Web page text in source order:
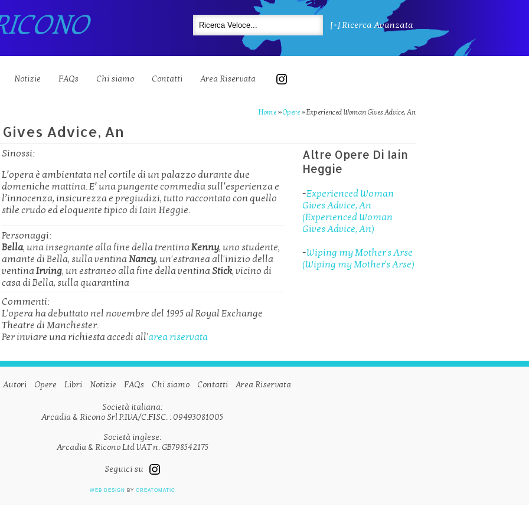
[+] Ricerca Avanzata
Notizie FAQs Chi siamo Contatti Area Riservata
Home »Opere »Experienced Woman Gives Advice, An
Advice, An
Sinossi:
L’opera è ambientata nel cortile di un palazzo durante due
domeniche mattina. E’ una pungente commedia sull’esperienza e
l’innocenza, insicurezza e pregiudizi, tutto raccontato con quello
stile crudo ed eloquente tipico di Iain Heggie.
Personaggi:
Bella, una insegnante alla fine della trentinaKenny, uno studente,
amante di Bella, sulla ventinaNancy, un'estranea all'inizio della
ventinaIrving, un estraneo alla fine della ventinaStick, vicino di
casa di Bella, sulla quarantina
Commenti:
L'opera ha debuttato nel novembre del 1995 al Royal Exchange
Theatre di Manchester.
Per inviare una richiesta accedi all'area riservata
Altre Opere Di Iain
Heggie
-Experienced Woman
Gives Advice, An
(Experienced Woman
Gives Advice, An)
-Wiping my Mother's Arse
(Wiping my Mother's Arse)
Autori Opere Libri Notizie FAQs Chi siamo Contatti Area Riservata
Società italiana:
Arcadia & Ricono Srl P.IVA/C.FISC. : 09493081005
Società inglese:
Arcadia & Ricono Ltd VAT n. GB798542175
Seguici su
WEB DESIGN BY CREATOMATIC